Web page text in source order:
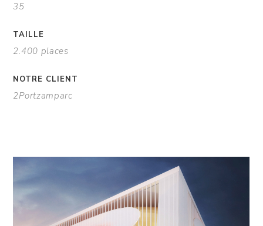
35
TAILLE
2.400 places
NOTRE CLIENT
2Portzamparc